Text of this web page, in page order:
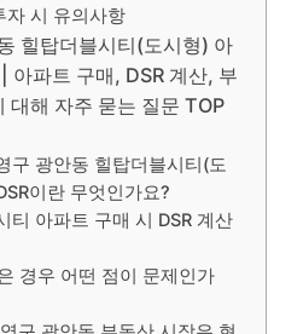
자 시 유의사항
힐탑더블시티(도시형) 아
아파트 구매, DSR 계산, 부
대해 자주 묻는 질문 TOP
구 광안동 힐탑더블시티(도
이란 무엇인가요?
티 아파트 구매 시 DSR 계산
경우 어떤 점이 문제인가